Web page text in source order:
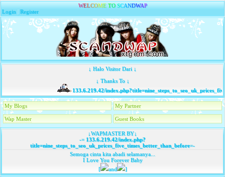
WELCOME TO SCANDWAP
Login |Register
↓ Halo Visitor Dari ↓
↓ Thanks To ↓
133.6.219.42/
My Blogs My Partner
Wap Master Guest Books
↓WAPMASTER BY↓
-=133.6.219.42/index.php?
title=nine_steps_to_seo_uk_prices_five_times_better_than_before=-
Semoga cinta kita abadi selamanya...
I Love You Forever Baby
[
and ]